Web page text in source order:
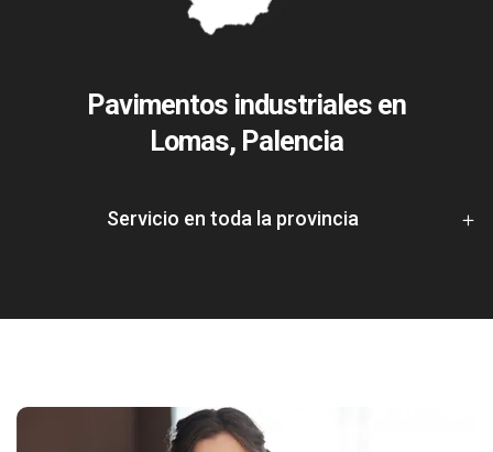
Pavimentos industriales en
Lomas, Palencia
Servicio en toda la provincia